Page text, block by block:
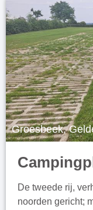
Groesbeek,
De tweede rij,
noorden gericht;